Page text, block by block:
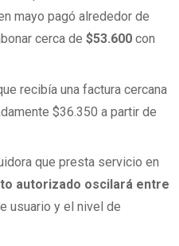
mayo pagó alrededor de
cerca de $53.600 con
recibía una factura cercana
$36.350 a partir de
que presta servicio en
autorizado oscilará entre
usuario y el nivel de